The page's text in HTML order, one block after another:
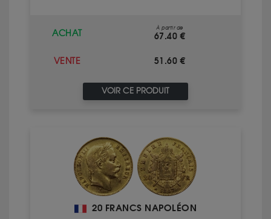
ACHAT
À partir de
67.40 €
VENTE 51.60 €
VOIR CE PRODUIT
20 FRANCS NAPOLÉON